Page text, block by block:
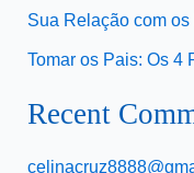
Sua Relação com
Tomar os Pais: Os 4
Recent